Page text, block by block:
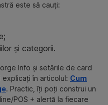
este să cauți:
și categorii.
Info și setările de card
în articolul: Cum
. Practic, îți poți construi un
POS + alertă la fiecare